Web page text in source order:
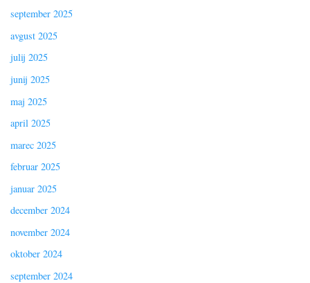
september 2025
avgust 2025
julij 2025
junij 2025
maj 2025
april 2025
marec 2025
februar 2025
januar 2025
december 2024
november 2024
oktober 2024
september 2024